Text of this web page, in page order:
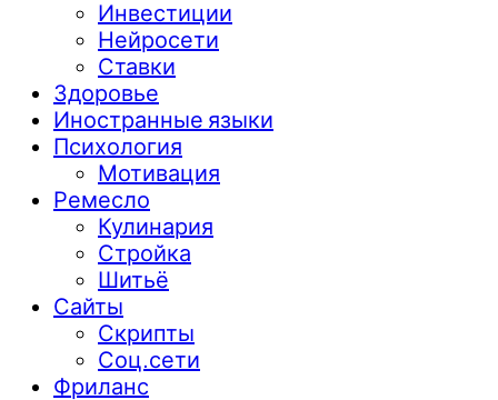
Инвестиции
Нейросети
Ставки
Здоровье
Иностранные языки
Психология
Мотивация
Ремесло
Кулинария
Стройка
Шитьё
Сайты
Скрипты
Соц.сети
Фриланс